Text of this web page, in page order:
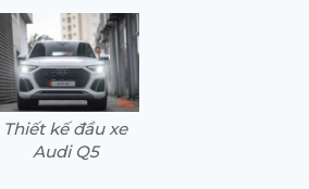
Thiết kế đầu xe
Audi Q5